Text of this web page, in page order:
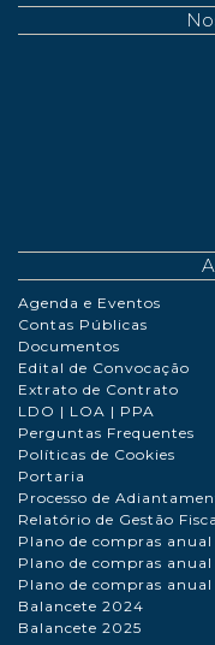
Agenda e Eventos
Contas Públicas
Documentos
Edital de Convocação
Extrato de Contrato
LDO | LOA | PPA
Perguntas Frequentes
Políticas de Cookies
Portaria
Processo de
Relatório de Gestão
Plano de compras
Plano de compras
Plano de compras
Balancete 2024
Balancete 2025